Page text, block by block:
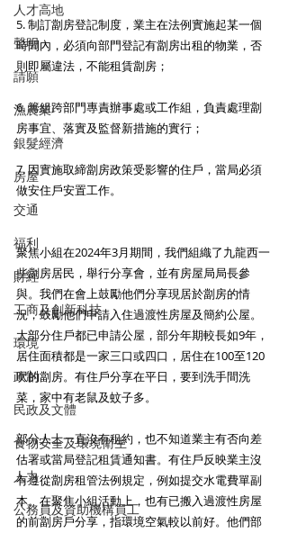
人才高地
聲明
請願
漁農業
銀髮經濟
房屋
交通
福利
財經
工商及創新科技
環境
政制
民政及文體
食物安全及環境衛生
人力
公務員及資助機構員工
5. 制訂劏房登記制度，業主在法例實施起某一個
時間內，必須向部門登記有劏房出租的物業，否
則即屬違法，不能租賃劏房；
6. 籌組跨部門專責辦事處或工作組，負責處理劏
房事宜、落實及監督新措施的實行；
7. 因實施取締劏房政策受影響的住戶，當局必須
做安住戶安置工作。
聚焦小組在2024年3月期間，我們組織了九龍西一
些劏房居民，舉行分享會，並有房屋局局長參
與。我們在會上鼓勵他們分享現居於劏房的情
況，鼓勵他們申請入住過渡性房屋及簡約公屋。
大部分住戶都已申請公屋，部分年期較長如9年，
居住面積都是一家三口或四口，居住在100至120
呎的劏房。有住戶分享在平日，要到洗手間洗
菜，家中有老鼠及蚊子多。
部分人士一直沒有租約，也不知道業主有否向差
估署或當局登記租賃通知書。有住戶反映業主沒
有遵從劏房租管法例規定，例如提交水電費單副
本。在聚焦小組活動上，也有已搬入過渡性房屋
的前劏房戶分享，指環境空氣較以前好。他們部